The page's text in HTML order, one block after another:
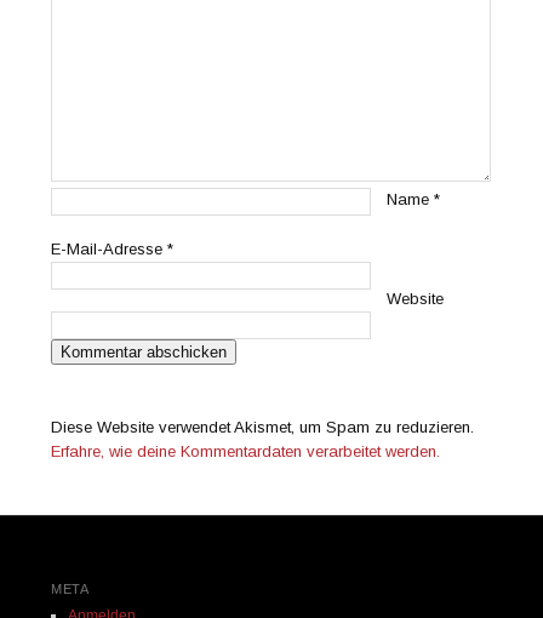
Name*
E-Mail-Adresse*
Website
Diese Website verwendet Akismet, um Spam zu reduzieren.
Erfahre, wie deine Kommentardaten verarbeitet werden.
META